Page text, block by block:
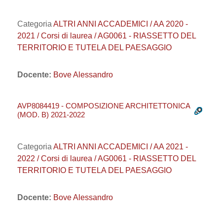
Categoria ALTRI ANNI ACCADEMICI / AA 2020 -
2021 / Corsi di laurea / AG0061 - RIASSETTO DEL
TERRITORIO E TUTELA DEL PAESAGGIO
Docente: Bove Alessandro
AVP8084419 - COMPOSIZIONE ARCHITETTONICA
(MOD. B) 2021-2022
Categoria ALTRI ANNI ACCADEMICI / AA 2021 -
2022 / Corsi di laurea / AG0061 - RIASSETTO DEL
TERRITORIO E TUTELA DEL PAESAGGIO
Docente: Bove Alessandro